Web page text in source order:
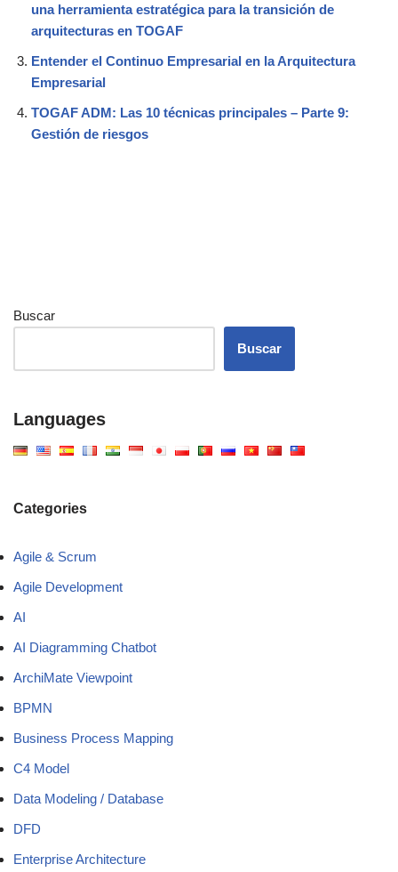
una herramienta estratégica para la transición de
arquitecturas en TOGAF
Entender el Continuo Empresarial en la Arquitectura
Empresarial
TOGAF ADM: Las 10 técnicas principales – Parte 9:
Gestión de riesgos
Buscar
Buscar
Languages
Categories
Agile & Scrum
Agile Development
AI
AI Diagramming Chatbot
ArchiMate Viewpoint
BPMN
Business Process Mapping
C4 Model
Data Modeling / Database
DFD
Enterprise Architecture